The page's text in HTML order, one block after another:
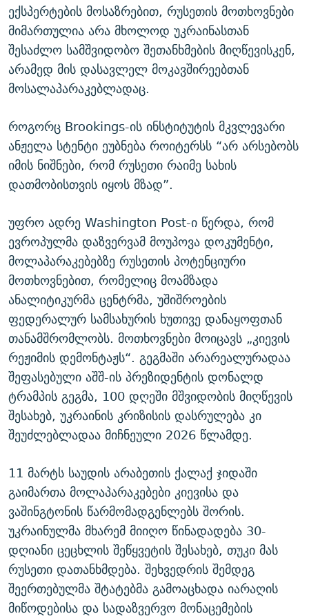
ექსპერტების მოსაზრებით, რუსეთის მოთხოვნები
მიმართულია არა მხოლოდ უკრაინასთან
შესაძლო სამშვიდობო შეთანხმების მიღწევისკენ,
არამედ მის დასავლელ მოკავშირეებთან
მოსალაპარაკებლადაც.
როგორც Brookings-ის ინსტიტუტის მკვლევარი
ანჟელა სტენტი ეუბნება როიტერსს “არ არსებობს
იმის ნიშნები, რომ რუსეთი რაიმე სახის
დათმობისთვის იყოს მზად”.
უფრო ადრე Washington Post-ი წერდა, რომ
ევროპულმა დაზვერვამ მოუპოვა დოკუმენტი,
მოლაპარაკებებზე რუსეთის პოტენციური
მოთხოვნებით, რომელიც მოამზადა
ანალიტიკურმა ცენტრმა, უშიშროების
ფედერალურ სამსახურის ხუთივე დანაყოფთან
თანამშრომლობს. მოთხოვნები მოიცავს „კიევის
რეჟიმის დემონტაჟს“. გეგმაში არარეალურადაა
შეფასებული აშშ-ის პრეზიდენტის დონალდ
ტრამპის გეგმა, 100 დღეში მშვიდობის მიღწევის
შესახებ, უკრაინის კრიზისის დასრულება კი
შეუძლებლადაა მიჩნეული 2026 წლამდე.
11 მარტს საუდის არაბეთის ქალაქ ჯიდაში
გაიმართა მოლაპარაკებები კიევისა და
ვაშინგტონის წარმომადგენლებს შორის.
უკრაინულმა მხარემ მიიღო წინადადება 30-
დღიანი ცეცხლის შეწყვეტის შესახებ, თუკი მას
რუსეთი დათანხმდება. შეხვედრის შემდეგ
შეერთებულმა შტატებმა გამოაცხადა იარაღის
მიწოდებისა და სადაზვერვო მონაცემების